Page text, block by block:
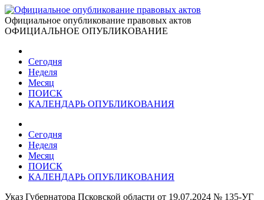
Официальное опубликование правовых актов
ОФИЦИАЛЬНОЕ ОПУБЛИКОВАНИЕ
Сегодня
Неделя
Месяц
ПОИСК
КАЛЕНДАРЬ ОПУБЛИКОВАНИЯ
Сегодня
Неделя
Месяц
ПОИСК
КАЛЕНДАРЬ ОПУБЛИКОВАНИЯ
Указ Губернатора Псковской области от 19.07.2024 № 135-УГ